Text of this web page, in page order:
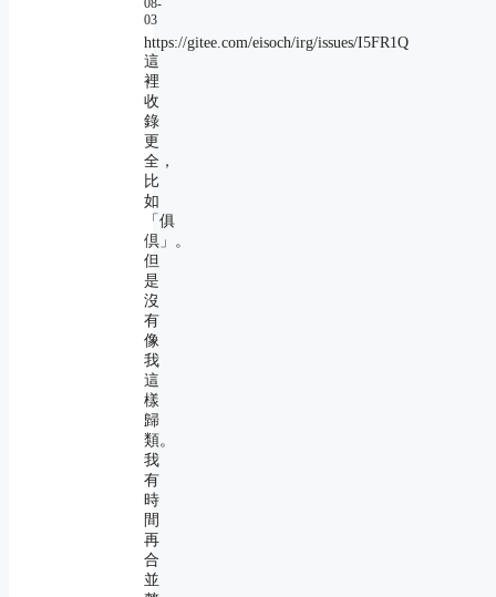
03
https://gitee.com/eisoch/irg/issues/I5FR1Q
這
裡
收
錄
更
全，
比
如
「俱
倶」。
但
是
沒
有
像
我
這
樣
歸
類。
我
有
時
間
再
合
並